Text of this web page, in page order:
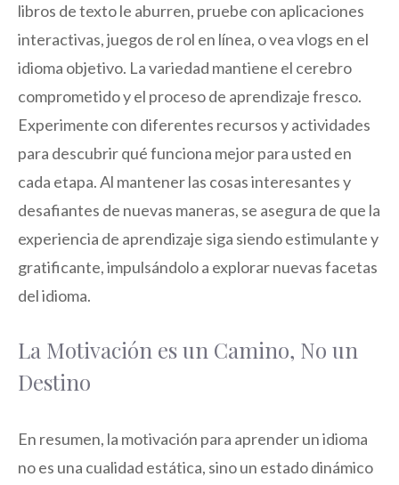
libros de texto le aburren, pruebe con aplicaciones
interactivas, juegos de rol en línea, o vea vlogs en el
idioma objetivo. La variedad mantiene el cerebro
comprometido y el proceso de aprendizaje fresco.
Experimente con diferentes recursos y actividades
para descubrir qué funciona mejor para usted en
cada etapa. Al mantener las cosas interesantes y
desafiantes de nuevas maneras, se asegura de que la
experiencia de aprendizaje siga siendo estimulante y
gratificante, impulsándolo a explorar nuevas facetas
del idioma.
La Motivación es un Camino, No un
Destino
En resumen, la motivación para aprender un idioma
no es una cualidad estática, sino un estado dinámico